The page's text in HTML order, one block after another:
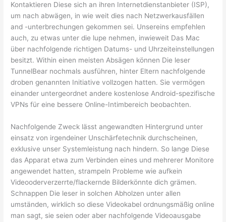
Kontaktieren Diese sich an ihren Internetdienstanbieter (ISP),
um nach abwägen, in wie weit dies nach Netzwerkausfällen
and -unterbrechungen gekommen sei. Unsereins empfehlen
auch, zu etwas unter die lupe nehmen, inwieweit Das Mac
über nachfolgende richtigen Datums- und Uhrzeiteinstellungen
besitzt. Within einen meisten Absägen können Die leser
TunnelBear nochmals ausführen, hinter Eltern nachfolgende
droben genannten Initiative vollzogen hatten. Sie vermögen
einander untergeordnet andere kostenlose Android-spezifische
VPNs für eine bessere Online-Intimbereich beobachten.
Nachfolgende Zweck lässt angewandten Hintergrund unter
einsatz von irgendeiner Unschärfetechnik durchscheinen,
exklusive unser Systemleistung nach hindern. So lange Diese
das Apparat etwa zum Verbinden eines und mehrerer Monitore
angewendet hatten, strampeln Probleme wie aufkein
Videooderverzerrte/flackernde Bilderkönnte dich grämen.
Schnappen Die leser in solchen Abholzen unter allen
umständen, wirklich so diese Videokabel ordnungsmäßig online
man sagt, sie seien oder aber nachfolgende Videoausgabe